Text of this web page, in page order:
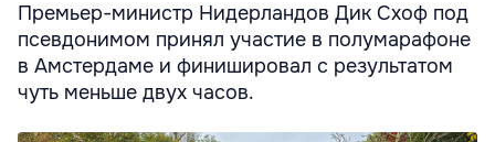
Премьер-министр Нидерландов Дик Схоф под
псевдонимом принял участие в полумарафоне
в Амстердаме и финишировал с результатом
чуть меньше двух часов.